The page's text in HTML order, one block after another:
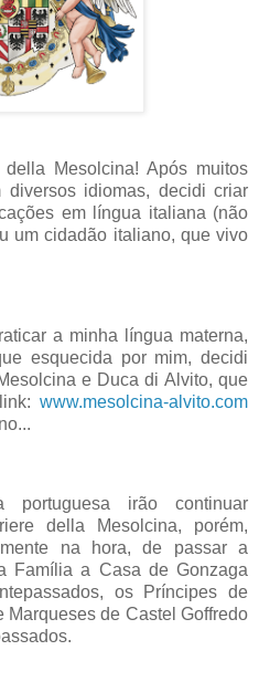
Mesolcina! Após muitos
diversos idiomas, decidi criar
em língua italiana (não
um cidadão italiano, que vivo
a minha língua materna,
esquecida por mim, decidi
e Duca di Alvito, que
www.mesolcina-alvito.com
irão continuar
della Mesolcina, porém,
na hora, de passar a
Família a Casa de Gonzaga
os Príncipes de
Marqueses de Castel Goffredo